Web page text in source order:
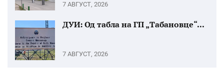
7 АВГУСТ, 2026
ДУИ: Од табла на ГП „Табановце“...
7 АВГУСТ, 2026